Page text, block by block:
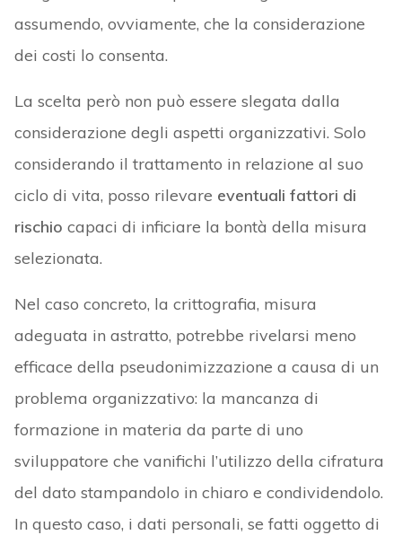
assumendo, ovviamente, che la considerazione
dei costi lo consenta.
La scelta però non può essere slegata dalla
considerazione degli aspetti organizzativi. Solo
considerando il trattamento in relazione al suo
ciclo di vita, posso rilevare eventuali fattori di
rischio capaci di inficiare la bontà della misura
selezionata.
Nel caso concreto, la crittografia, misura
adeguata in astratto, potrebbe rivelarsi meno
efficace della pseudonimizzazione a causa di un
problema organizzativo: la mancanza di
formazione in materia da parte di uno
sviluppatore che vanifichi l’utilizzo della cifratura
del dato stampandolo in chiaro e condividendolo.
In questo caso, i dati personali, se fatti oggetto di